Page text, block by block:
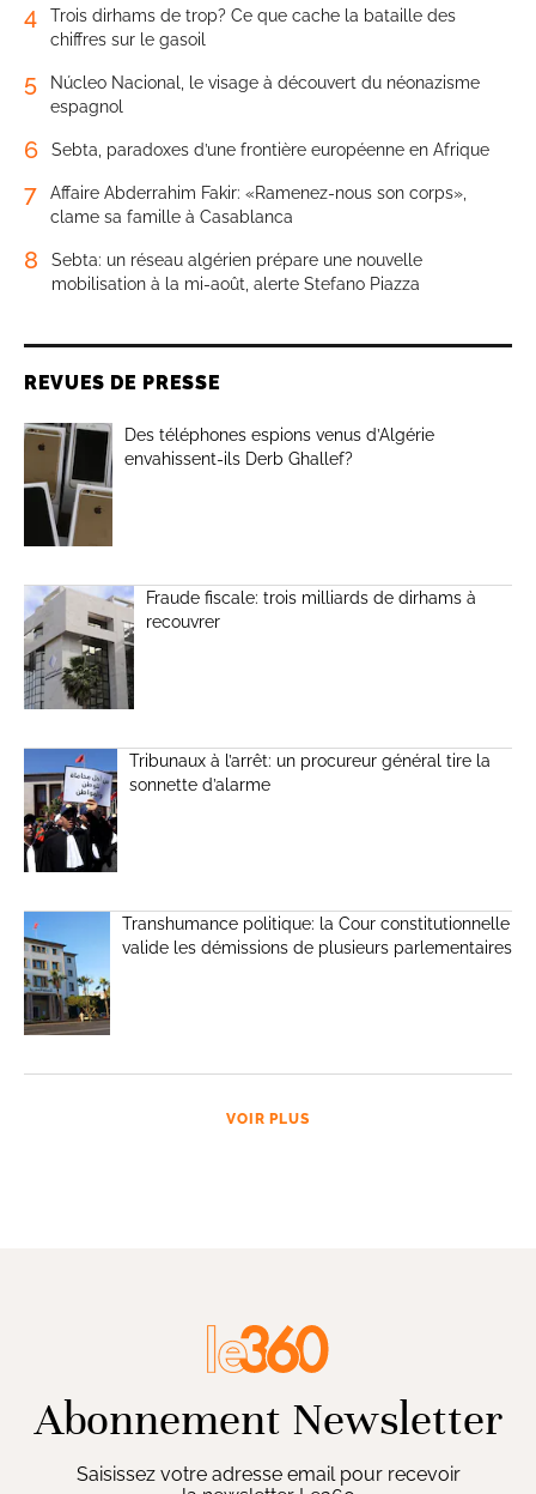
4
Trois dirhams de trop? Ce que cache la bataille des
chiffres sur le gasoil
5
Núcleo Nacional, le visage à découvert du néonazisme
espagnol
6 Sebta, paradoxes d’une frontière européenne en Afrique
7
Affaire Abderrahim Fakir: «Ramenez-nous son corps»,
clame sa famille à Casablanca
8
Sebta: un réseau algérien prépare une nouvelle
mobilisation à la mi-août, alerte Stefano Piazza
REVUES DE PRESSE
Des téléphones espions venus d’Algérie
envahissent-ils Derb Ghallef?
Fraude fiscale: trois milliards de dirhams à
recouvrer
Tribunaux à l’arrêt: un procureur général tire la
sonnette d’alarme
Transhumance politique: la Cour constitutionnelle
valide les démissions de plusieurs parlementaires
VOIR PLUS
Abonnement Newsletter
Saisissez votre adresse email pour recevoir